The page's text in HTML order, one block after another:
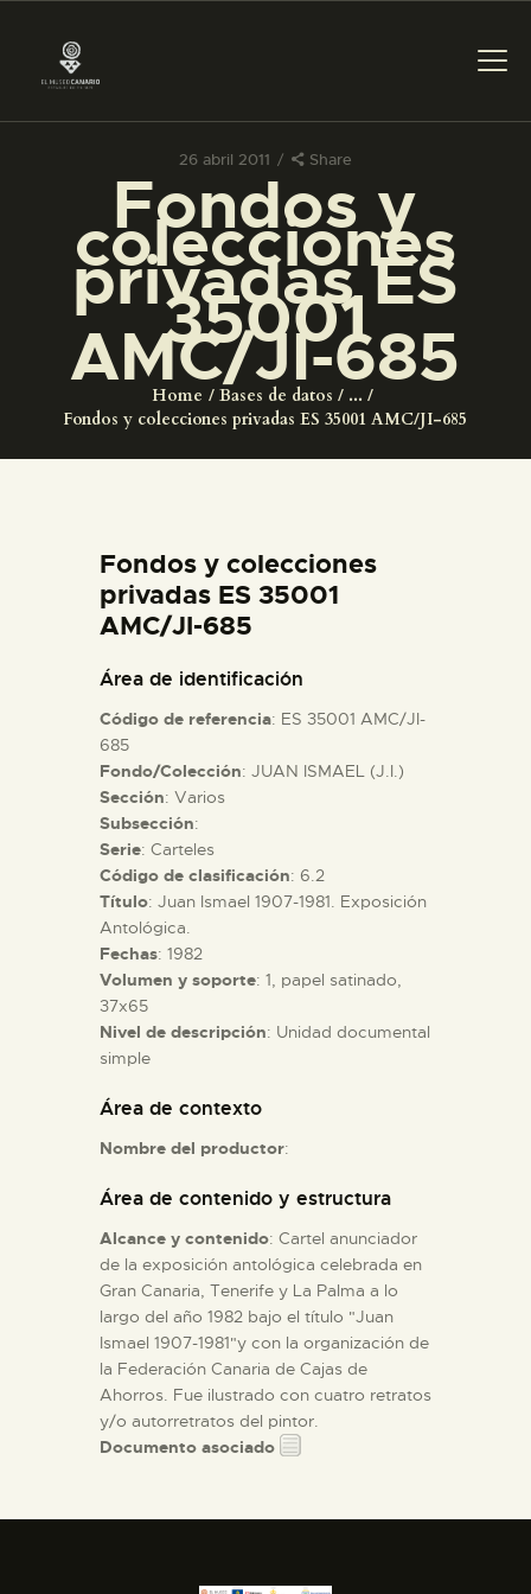
26 abril 2011 Share
Fondos y
colecciones
privadas ES
35001
AMC/JI-685
Home Bases de datos
...
Fondos y colecciones privadas ES 35001 AMC/JI-685
PREPARAR LA VISITA
ACTIVIDADES
█
EL MUSEO
DIDÁCTICA
ESPAÑOL
ACTIVIDADES
█
EL MUSEO
COLECCIONES
DIDÁCTICA
ESPAÑOL
Fondos y colecciones
privadas ES 35001
AMC/JI-685
Área de identificación
Código de referencia: ES 35001 AMC/JI-
685
Fondo/Colección: JUAN ISMAEL (J.I.)
Sección: Varios
Subsección:
Serie: Carteles
Código de clasificación: 6.2
Título: Juan Ismael 1907-1981. Exposición
Antológica.
Fechas: 1982
Volumen y soporte: 1, papel satinado,
37x65
Nivel de descripción: Unidad documental
simple
Área de contexto
Nombre del productor:
Área de contenido y estructura
Alcance y contenido: Cartel anunciador
de la exposición antológica celebrada en
Gran Canaria, Tenerife y La Palma a lo
largo del año 1982 bajo el título "Juan
Ismael 1907-1981"y con la organización de
la Federación Canaria de Cajas de
Ahorros. Fue ilustrado con cuatro retratos
y/o autorretratos del pintor.
Documento asociado